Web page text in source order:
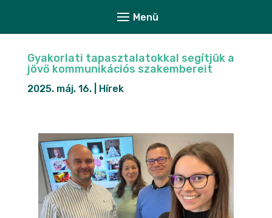
Gyakorlati tapasztalatokkal segítjük a
jövő kommunikációs szakembereit
2025. máj. 16.| Hírek